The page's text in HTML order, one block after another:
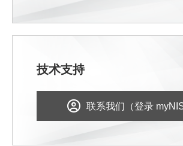
技术支持
联系我们（登录